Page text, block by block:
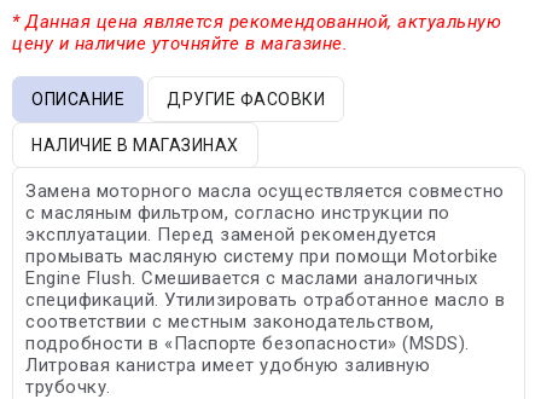
* Данная цена является рекомендованной, актуальную
цену и наличие уточняйте в магазине.
ОПИСАНИЕ ДРУГИЕ ФАСОВКИ
НАЛИЧИЕ В МАГАЗИНАХ
Замена моторного масла осуществляется совместно
с масляным фильтром, согласно инструкции по
эксплуатации. Перед заменой рекомендуется
промывать масляную систему при помощи Motorbike
Engine Flush. Смешивается с маслами аналогичных
спецификаций. Утилизировать отработанное масло в
соответствии с местным законодательством,
подробности в «Паспорте безопасности» (MSDS).
Литровая канистра имеет удобную заливную
трубочку.